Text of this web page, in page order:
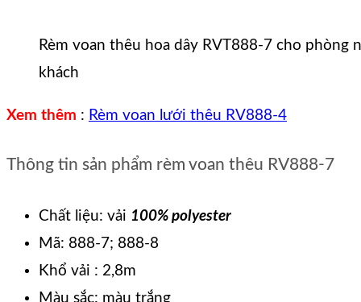
Rèm voan thêu hoa dây RVT888-7 cho phòng
khách
Xem thêm : Rèm voan lưới thêu RV888-4
Thông tin sản phẩm rèm voan thêu RV888-7
Chất liệu: vải 100% polyester
Mã: 888-7; 888-8
Khổ vải : 2,8m
Màu sắc: màu trắng